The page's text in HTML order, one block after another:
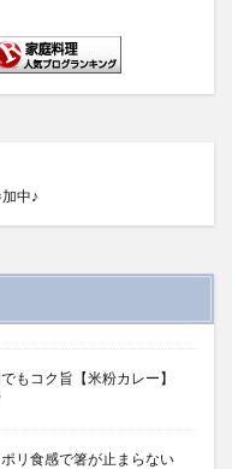
中♪
もコク旨【米粉カレー】
リ食感で箸が止まらない